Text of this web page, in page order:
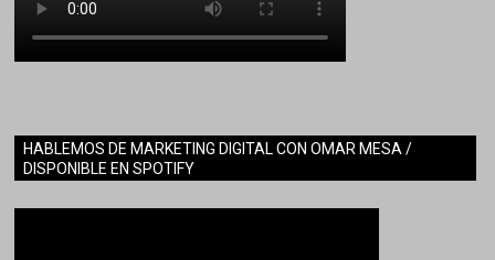
HABLEMOS DE MARKETING DIGITAL CON OMAR MESA /
DISPONIBLE EN SPOTIFY